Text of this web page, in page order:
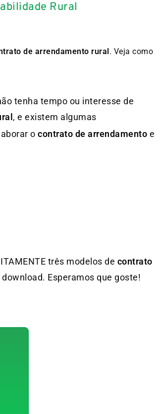
Rural
de arrendamento rural. Veja como
tenha tempo ou interesse de
, e existem algumas
o contrato de arrendamento e
três modelos de contrato
Esperamos que goste!